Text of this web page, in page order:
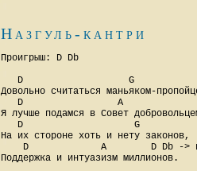
Hазгуль-кантри
Проигрыш: D Db
   D                   G
Довольно считаться маньяком-
   D                 A
Я лучше подамся в Совет
   D                    G
На их стороне хоть и нету законов,
D             A        D Db ->
Поддержка и интуазизм миллионов.